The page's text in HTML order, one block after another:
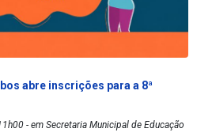
abre inscrições para a 8ª
- em Secretaria Municipal de Educação